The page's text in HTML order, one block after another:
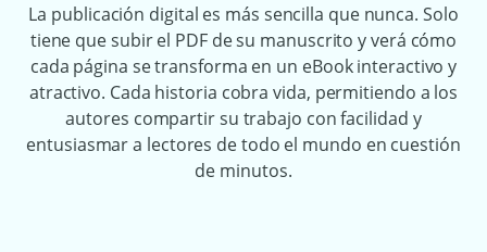
La publicación digital es más sencilla que nunca. Solo
tiene que subir el PDF de su manuscrito y verá cómo
cada página se transforma en un eBook interactivo y
atractivo. Cada historia cobra vida, permitiendo a los
autores compartir su trabajo con facilidad y
entusiasmar a lectores de todo el mundo en cuestión
de minutos.